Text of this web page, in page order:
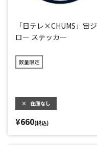
「日テレ×CHUMS」宙ジ
ロー ステッカー
数量限定
× 在庫なし
¥660(税込)